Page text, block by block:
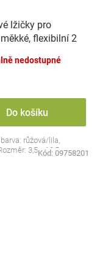
lžičky pro
flexibilní 2
nedostupné
Do košíku
růžová/lila,
3,5 x 10,5 cm
Kód: 09758201